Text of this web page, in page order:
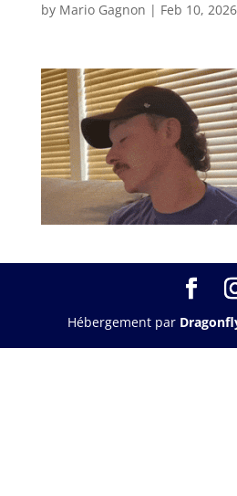
by Mario Gagnon | Feb 10, 2026
Hébergement par